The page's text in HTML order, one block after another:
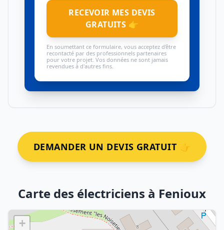
RECEVOIR MES DEVIS
GRATUITS 👉
En soumettant ce formulaire, vous acceptez d'être
recontacté par des professionnels partenaires
pour votre projet. Vos données ne sont jamais
revendues à d'autres fins.
DEMANDER UN DEVIS GRATUIT 👉
Carte des électriciens à Fenioux
+